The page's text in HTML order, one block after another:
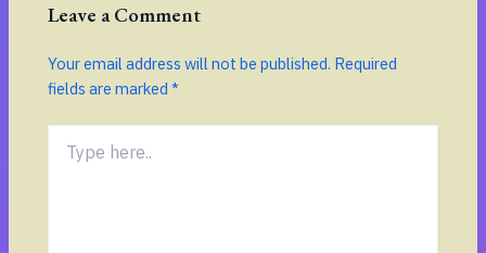
Leave a Comment
Your email address will not be published. Required
fields are marked*
here..